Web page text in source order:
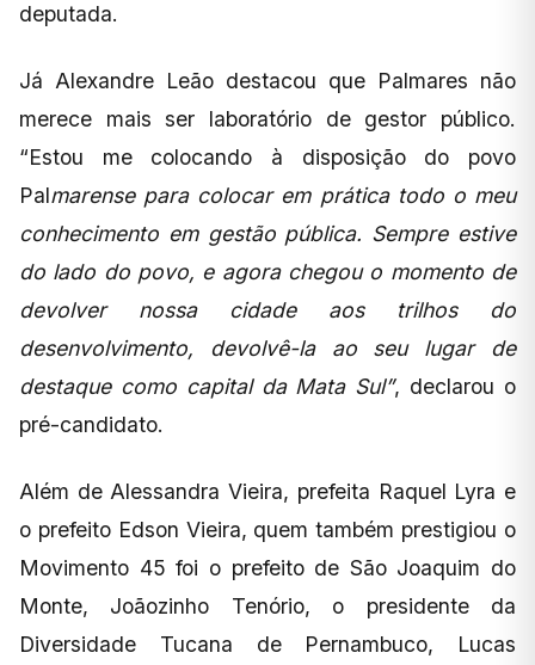
deputada.
Já Alexandre Leão destacou que Palmares não
merece mais ser laboratório de gestor público.
“Estou me colocando à disposição do povo
Palmarense para colocar em prática todo o meu
conhecimento em gestão pública. Sempre estive
do lado do povo, e agora chegou o momento de
devolver nossa cidade aos trilhos do
desenvolvimento, devolvê-la ao seu lugar de
destaque como capital da Mata Sul”, declarou o
pré-candidato.
Além de Alessandra Vieira, prefeita Raquel Lyra e
o prefeito Edson Vieira, quem também prestigiou o
Movimento 45 foi o prefeito de São Joaquim do
Monte, Joãozinho Tenório, o presidente da
Diversidade Tucana de Pernambuco, Lucas